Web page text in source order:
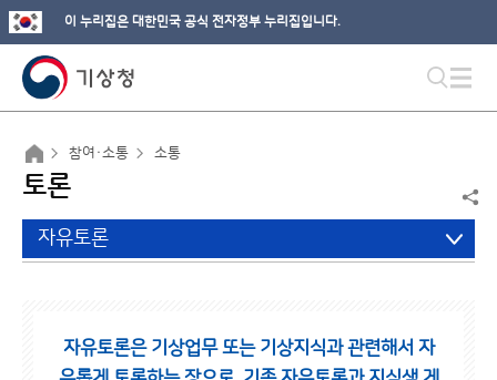
이 누리집은 대한민국 공식 전자정부 누리집입니다.
참여·소통 소통
토론
자유토론
자유토론은 기상업무 또는 기상지식과 관련해서 자